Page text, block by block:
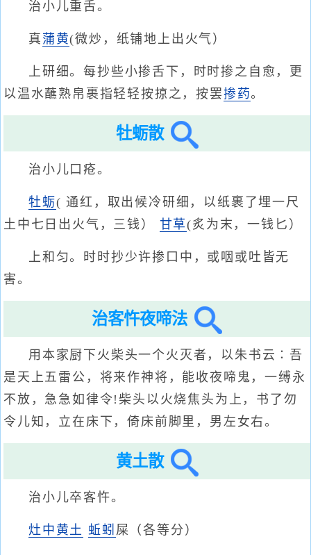
治小儿重舌。
真 蒲黄(微炒，纸铺地上出火气）
上研细。每抄些小掺舌下，时时掺之自愈，更
以温水蘸熟帛裹指轻轻按掠之，按罢掺药。
牡蛎散
治小儿口疮。
牡蛎( 通红，取出候冷研细，以纸裹了埋一尺
土中七日出火气，三钱） 甘草(炙为末，一钱匕）
上和匀。时时抄少许掺口中，或咽或吐皆无
害。
治客忤夜啼法
用本家厨下火柴头一个火灭者，以朱书云∶吾
是天上五雷公，将来作神将，能收夜啼鬼，一缚永
不放，急急如律令!柴头以火烧焦头为上，书了勿
令儿知，立在床下，倚床前脚里，男左女右。
黄土散
治小儿卒客忤。
灶中黄土 蚯蚓 屎（各等分）